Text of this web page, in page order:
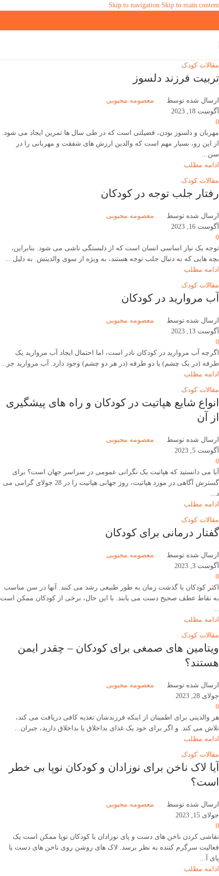
Skip to navigation Skip to main content
مقالات کودک
تربیت فرزند دلسوز
ارسال شده توسط
معصومه محبوبی
آگوست 18, 2023
0
مهربان و دلسوز بودن، فضیلتی است که در طی سال ها تمرین ایجاد می شود.
از این رو، بسیار مهم است که والدین ارزش های شفقت و مهربانی را در
سن...
ادامه مطلب
مقالات کودک
رفتار جلب توجه در کودکان
ارسال شده توسط
معصومه محبوبی
آگوست 16, 2023
0
توجه یک نیاز اساسی انسان است که از دلبستگی ناشی می شود. بنابراین،
بچه هایی که به دنبال جلب توجه هستند، به ویژه از سوی والدینش. به دلیل ...
ادامه مطلب
مقالات کودک
آب مروارید در کودکان
ارسال شده توسط
معصومه محبوبی
آگوست 13, 2023
0
اگرچه آب مروارید در کودکان نادر است، اما احتمال ایجاد آب مروارید یک
طرفه (در یک چشم) یا دو طرفه (در هر دو چشم) وجود دارد. آب مروارید جز...
ادامه مطلب
مقالات کودک
انواع شایع هپاتیت در کودکان و راه های پیشگیری
از آن
ارسال شده توسط
معصومه محبوبی
آگوست 5, 2023
0
آیا می دانستید که هپاتیت یک نگرانی عمومی در سراسر جهان است؟ برای
گسترش آگاهی در مورد هپاتیت، روز جهانی هپاتیت را در 28 جولای گرامی می
د...
ادامه مطلب
مقالات کودک
گفتار درمانی برای کودکان
ارسال شده توسط
معصومه محبوبی
آگوست 3, 2023
0
اکثر کودکان با گذشت زمان به طور طبیعی رشد می کنند. آنها در سن مناسب
به نقاط عطف صحیح دست می یابند. با این حال، برخی از کودکان ممکن است
...
ادامه مطلب
مقالات کودک
ویتامین های صمغی برای کودکان – چقدر ایمن
هستند؟
ارسال شده توسط
معصومه محبوبی
جولای 28, 2023
0
هر والدینی برای اطمینان از اینکه فرزندشان تغذیه کافی دریافت می کند،
تلاش می کند. و اگر برای خود یک غذای بداخلاق یا بداخلاق دارید، جبران...
ادامه مطلب
مقالات کودک
آیا لاک ناخن برای نوزادان و کودکان نوپا بی خطر
است؟
ارسال شده توسط
معصومه محبوبی
جولای 15, 2023
0
نقاشی کردن ناخن های دست و پای نوزادان یا کودکان نوپا ممکن است یک
فعالیت سرگرم کننده به نظر برسد. لاک های روشن روی ناخن های دست یا
پای آ...
ادامه مطلب